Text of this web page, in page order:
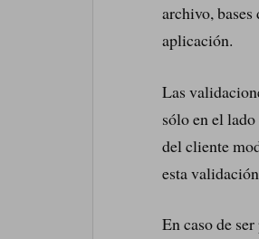
archivo,
aplicación.
Las
sólo en el
del cliente
esta
En caso de